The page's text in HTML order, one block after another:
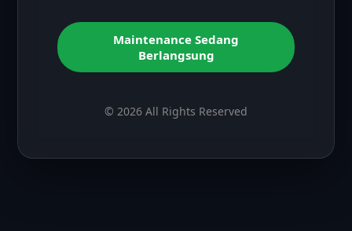
Maintenance Sedang
Berlangsung
© 2026 All Rights Reserved